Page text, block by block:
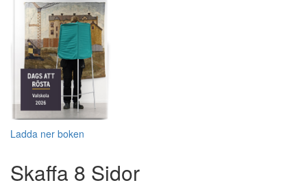
Ladda ner boken
Skaffa 8 Sidor